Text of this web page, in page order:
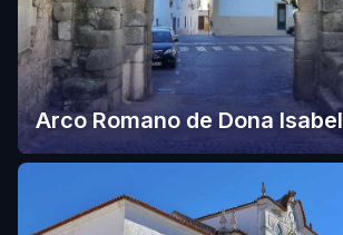
Arco Romano de Dona Isabel